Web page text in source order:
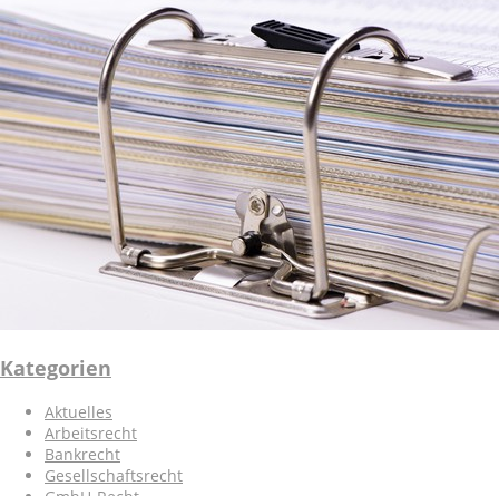
Kategorien
Aktuelles
Arbeitsrecht
Bankrecht
Gesellschaftsrecht